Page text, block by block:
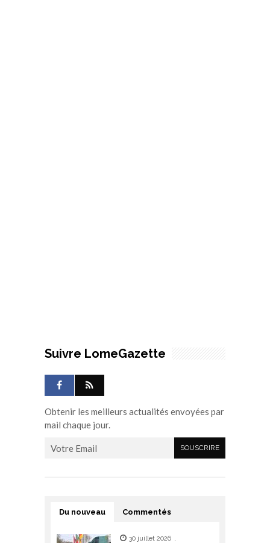
Suivre LomeGazette
Obtenir les meilleurs actualités envoyées par
mail chaque jour.
Du nouveau Commentés
30 juillet 2026 ,